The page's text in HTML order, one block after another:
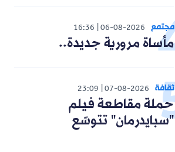
مجتمع 06-08-2026
16:36
مأساة مرورية جديدة..
ثقافة 07-08-2026
23:09
حملة مقاطعة فيلم
"سبايدرمان" تتوسّع